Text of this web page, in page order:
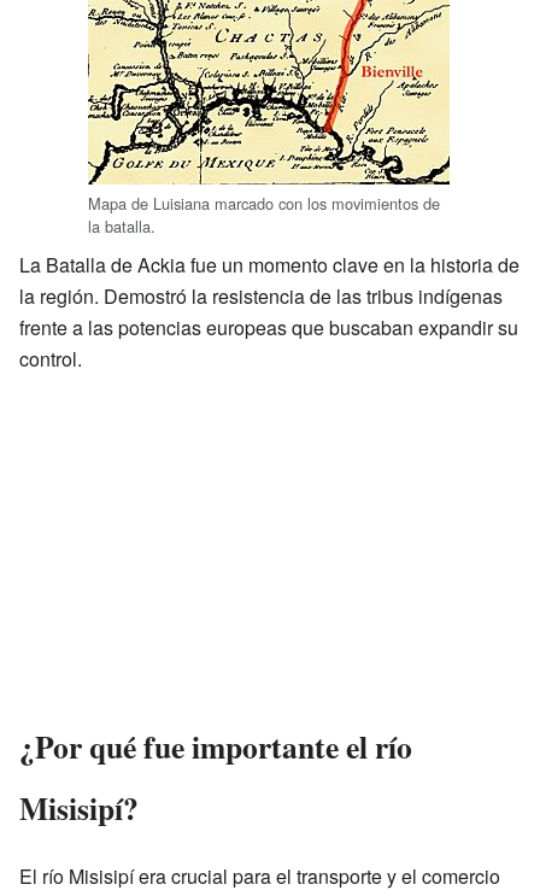
Mapa de Luisiana marcado con los movimientos de
la batalla.
La Batalla de Ackia fue un momento clave en la historia de
la región. Demostró la resistencia de las tribus indígenas
frente a las potencias europeas que buscaban expandir su
control.
¿Por qué fue importante el río
Misisipí?
El río Misisipí era crucial para el transporte y el comercio